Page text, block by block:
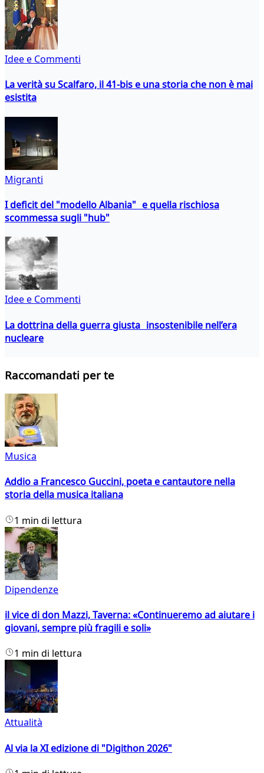
Idee e Commenti
La verità su Scalfaro, il 41-bis e una storia che non è mai
esistita
Migranti
I deficit del "modello Albania" e quella rischiosa
scommessa sugli "hub"
Idee e Commenti
La dottrina della guerra giusta insostenibile nell’era
nucleare
Raccomandati per te
Musica
Addio a Francesco Guccini, poeta e cantautore nella
storia della musica italiana
1 min di lettura
Dipendenze
il vice di don Mazzi, Taverna: «Continueremo ad aiutare i
giovani, sempre più fragili e soli»
1 min di lettura
Attualità
Al via la XI edizione di "Digithon 2026"